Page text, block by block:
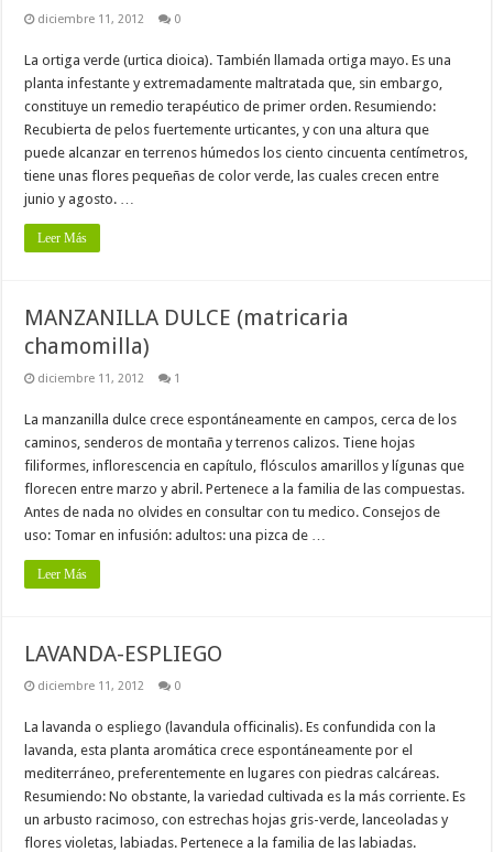
diciembre 11, 2012 0
La ortiga verde (urtica dioica). También llamada ortiga mayo. Es una
planta infestante y extremadamente maltratada que, sin embargo,
constituye un remedio terapéutico de primer orden. Resumiendo:
Recubierta de pelos fuertemente urticantes, y con una altura que
puede alcanzar en terrenos húmedos los ciento cincuenta centímetros,
tiene unas flores pequeñas de color verde, las cuales crecen entre
junio y agosto. …
Leer Más
MANZANILLA DULCE (matricaria
chamomilla)
diciembre 11, 2012 1
La manzanilla dulce crece espontáneamente en campos, cerca de los
caminos, senderos de montaña y terrenos calizos. Tiene hojas
filiformes, inflorescencia en capítulo, flósculos amarillos y lígunas que
florecen entre marzo y abril. Pertenece a la familia de las compuestas.
Antes de nada no olvides en consultar con tu medico. Consejos de
uso: Tomar en infusión: adultos: una pizca de …
Leer Más
LAVANDA-ESPLIEGO
diciembre 11, 2012 0
La lavanda o espliego (lavandula officinalis). Es confundida con la
lavanda, esta planta aromática crece espontáneamente por el
mediterráneo, preferentemente en lugares con piedras calcáreas.
Resumiendo: No obstante, la variedad cultivada es la más corriente. Es
un arbusto racimoso, con estrechas hojas gris-verde, lanceoladas y
flores violetas, labiadas. Pertenece a la familia de las labiadas.